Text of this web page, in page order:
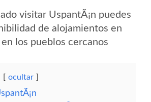
visitar UspantÃ¡n puedes
de alojamientos en
los pueblos cercanos
ocultar